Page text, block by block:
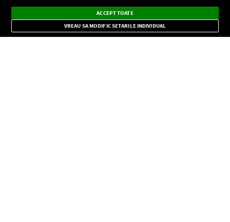
CONFIDENŢIALITATE
Dark
Mode
Radio live, podcasturi, știri și alerte
importante.
×
ACCEPT TOATE
VREAU SA MODIFIC SETARILE INDIVIDUAL